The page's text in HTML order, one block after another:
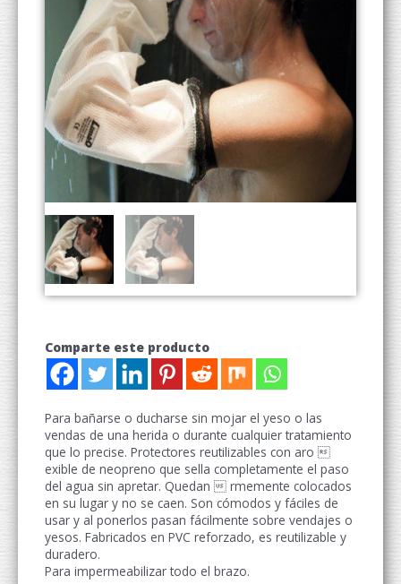
Comparte este producto
Para bañarse o ducharse sin mojar el yeso o las
vendas de una herida o durante cualquier tratamiento
que lo precise. Protectores reutilizables con aro
exible de neopreno que sella completamente el paso
del agua sin apretar. Quedan  rmemente colocados
en su lugar y no se caen. Son cómodos y fáciles de
usar y al ponerlos pasan fácilmente sobre vendajes o
yesos. Fabricados en PVC reforzado, es reutilizable y
duradero.
Para impermeabilizar todo el brazo.